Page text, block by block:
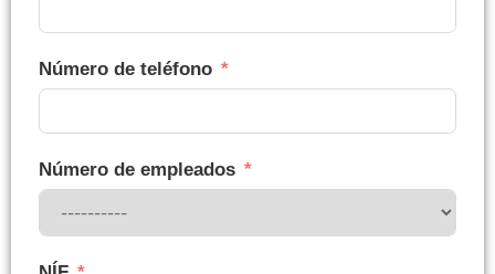
Número de teléfono
Número de empleados